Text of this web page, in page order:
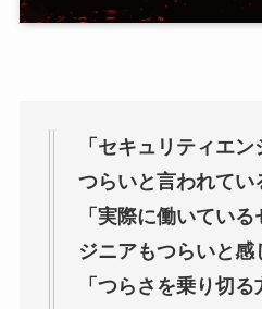
「セキュリティエ
つらいと言われてい
「実際に働いてい
ジニアもつらいと感
「つらさを乗り切